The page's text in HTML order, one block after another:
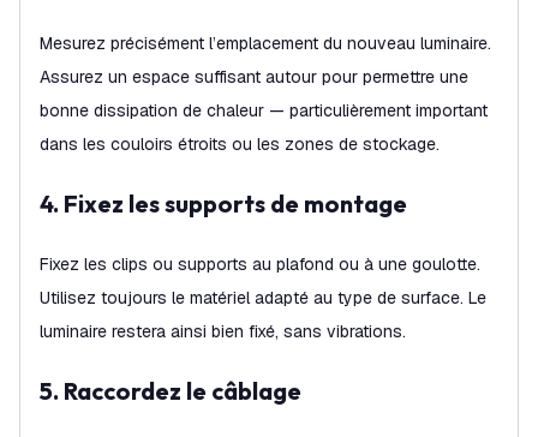
Mesurez précisément l’emplacement du nouveau luminaire.
Assurez un espace suffisant autour pour permettre une
bonne dissipation de chaleur — particulièrement important
dans les couloirs étroits ou les zones de stockage.
4. Fixez les supports de montage
Fixez les clips ou supports au plafond ou à une goulotte.
Utilisez toujours le matériel adapté au type de surface. Le
luminaire restera ainsi bien fixé, sans vibrations.
5. Raccordez le câblage